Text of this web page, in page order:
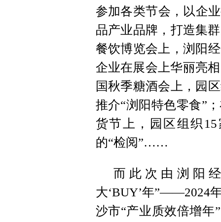
参加各类节会，以企
品产业品牌，打造集
餐饮博览会上，浏阳
企业在展会上华丽亮
国秋季糖酒会上，园
推介“浏阳特色零食”
货节上，园区组织
的“检阅”……
而此次由浏阳
大‘BUY’年”——2024
沙市“产业质效倍增年